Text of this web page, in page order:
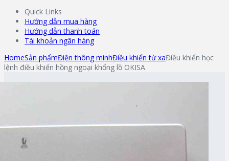
Quick Links
Hướng dẫn mua hàng
Hướng dẫn thanh toán
Tài khoản ngân hàng
HomeSản phẩmĐiện thông minhĐiều khiển từ xaĐiều khiển học
lệnh điều khiển hồng ngoại khổng lồ OKISA